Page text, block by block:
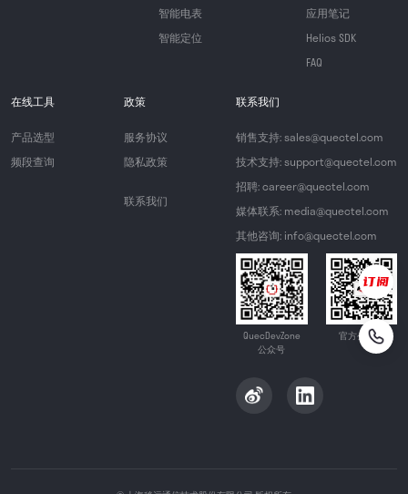
智能电表
智能定位
应用笔记
Helios SDK
FAQ
在线工具
产品选型
频段查询
政策
服务协议
隐私政策
联系我们
联系我们
销售支持: sales@quectel.com
技术支持: support@quectel.com
招聘: career@quectel.com
媒体联系: media@quectel.com
其他咨询: info@quectel.com
QuecDevZone
公众号
官方公众号